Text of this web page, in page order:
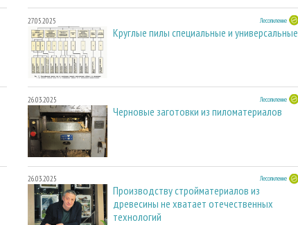
27.05.2025 Лесопиление
Круглые пилы специальные и универсальные
26.03.2025 Лесопиление
Черновые заготовки из пиломатериалов
26.03.2025 Лесопиление
Производству стройматериалов из
древесины не хватает отечественных
технологий